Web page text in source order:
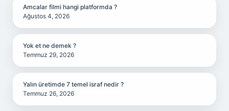
Amcalar filmi hangi platformda ?
Ağustos 4, 2026
Yok et ne demek ?
Temmuz 29, 2026
Yalın üretimde 7 temel israf nedir ?
Temmuz 26, 2026